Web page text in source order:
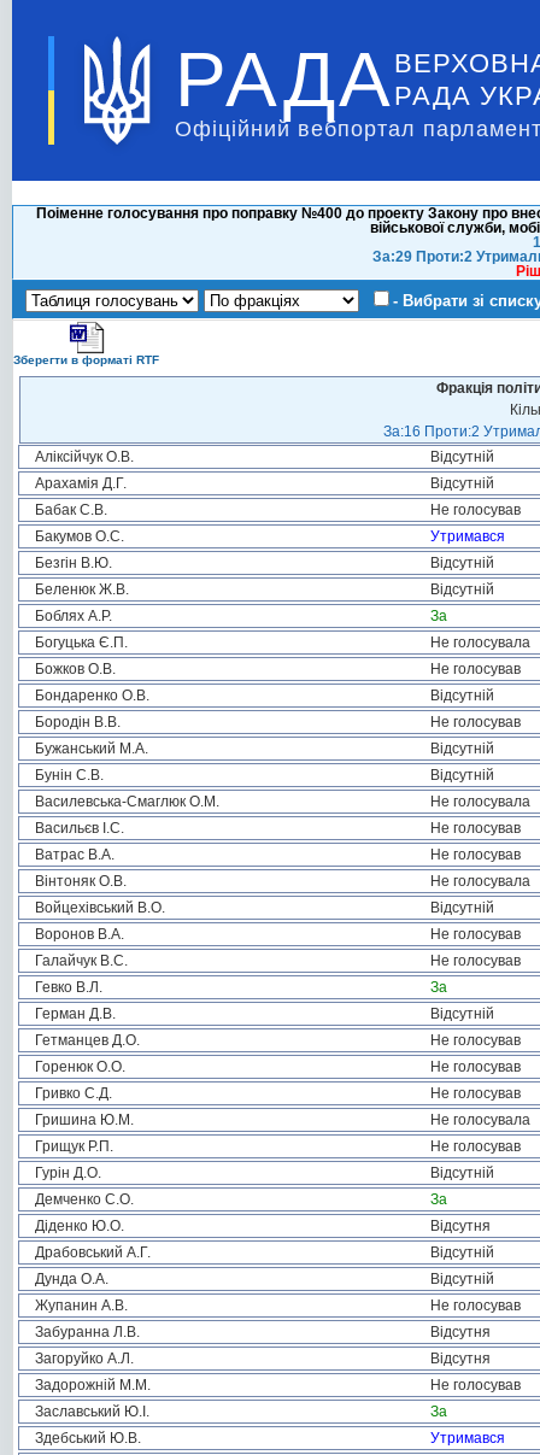
РАДА РАДА
Офіційний вебпортал
Поіменне голосування про поправку №400 до проекту Закону про
військової служби,
За:29 Проти:2
- Вибрати зі
Зберегти в форматі RTF
Фракція
За:16 Проти:2
Аліксійчук О.В.
Відсутній
Арахамія Д.Г.
Відсутній
Бабак С.В.
Не голосував
Бакумов О.С.
Утримався
Безгін В.Ю.
Відсутній
Беленюк Ж.В.
Відсутній
Боблях А.Р.
За
Богуцька Є.П.
Не голосувала
Божков О.В.
Не голосував
Бондаренко О.В.
Відсутній
Бородін В.В.
Не голосував
Бужанський М.А.
Відсутній
Бунін С.В.
Відсутній
Василевська-Смаглюк О.М.
Не голосувала
Васильєв І.С.
Не голосував
Ватрас В.А.
Не голосував
Вінтоняк О.В.
Не голосувала
Войцехівський В.О.
Відсутній
Воронов В.А.
Не голосував
Галайчук В.С.
Не голосував
Гевко В.Л.
За
Герман Д.В.
Відсутній
Гетманцев Д.О.
Не голосував
Горенюк О.О.
Не голосував
Гривко С.Д.
Не голосував
Гришина Ю.М.
Не голосувала
Грищук Р.П.
Не голосував
Гурін Д.О.
Відсутній
Демченко С.О.
За
Діденко Ю.О.
Відсутня
Драбовський А.Г.
Відсутній
Дунда О.А.
Відсутній
Жупанин А.В.
Не голосував
Забуранна Л.В.
Відсутня
Загоруйко А.Л.
Відсутня
Задорожній М.М.
Не голосував
Заславський Ю.І.
За
Здебський Ю.В.
Утримався